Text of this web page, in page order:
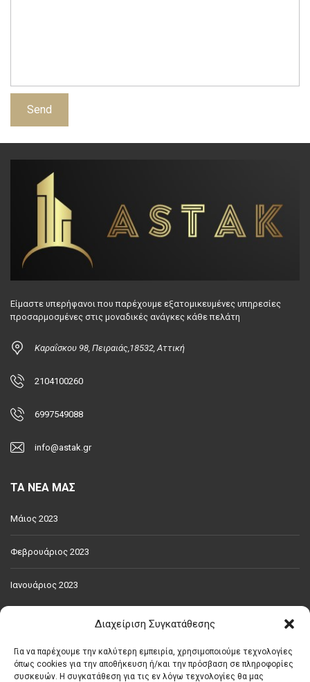
Διαχείριση Συγκατάθεσης
Για να παρέχουμε την καλύτερη εμπειρία, χρησιμοποιούμε τεχνολογίες
όπως cookies για την αποθήκευση ή/και την πρόσβαση σε πληροφορίες
συσκευών. Η συγκατάθεση για τις εν λόγω τεχνολογίες θα μας
Είμαστε υπερήφανοι που παρέχουμε εξατομικευμένες υπηρεσίες
προσαρμοσμένες στις μοναδικές ανάγκες κάθε πελάτη
Καραΐσκου 98, Πειραιάς,18532, Αττική
2104100260
6997549088
info@astak.gr
ΤΑ ΝΕΑ ΜΑΣ
Μάιος 2023
Φεβρουάριος 2023
Ιανουάριος 2023
PARKING WC ΑΝΑΚΑΙΝΙΣΜΈΝΟ ΑΠΟΘΉΚΗ